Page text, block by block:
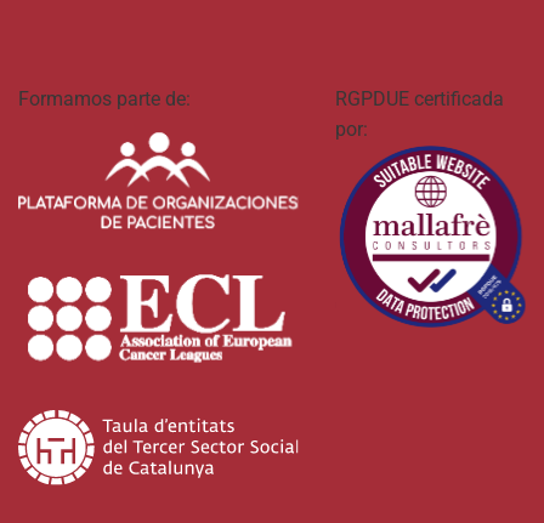
Formamos parte de:
RGPDUE certificada
por: